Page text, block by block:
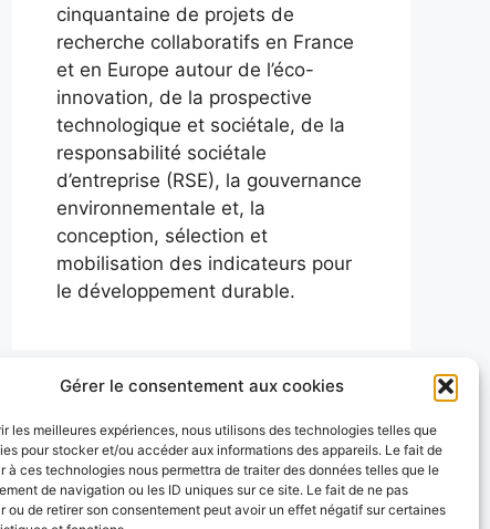
Gérer le consentement aux cookies
les meilleures expériences, nous utilisons des technologies telles que
pour stocker et/ou accéder aux informations des appareils. Le fait de
à ces technologies nous permettra de traiter des données telles que le
de navigation ou les ID uniques sur ce site. Le fait de ne pas
ou de retirer son consentement peut avoir un effet négatif sur certaines
cinquantaine de projets de
recherche collaboratifs en France
et en Europe autour de l’éco-
innovation, de la prospective
technologique et sociétale, de la
responsabilité sociétale
d’entreprise (RSE), la gouvernance
environnementale et, la
conception, sélection et
mobilisation des indicateurs pour
le développement durable.